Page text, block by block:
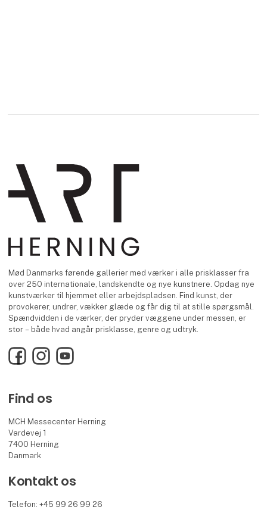
Mød Danmarks førende gallerier med værker i alle prisklasser fra
over 250 internationale, landskendte og nye kunstnere. Opdag nye
kunstværker til hjemmet eller arbejdspladsen. Find kunst, der
provokerer, undrer, vækker glæde og får dig til at stille spørgsmål.
Spændvidden i de værker, der pryder væggene under messen, er
stor – både hvad angår prisklasse, genre og udtryk.
FacebookInstagramYouTube
Find os
MCH Messecenter Herning
Vardevej 1
7400 Herning
Danmark
Kontakt os
Telefon: +45 99 26 99 26